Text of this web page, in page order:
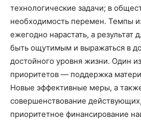
технологические задачи; в
необходимость перемен. Темпы
ежегодно нарастать, а результат
быть ощутимым и выражаться в
достойного уровня жизни. Один
приоритетов — поддержка
Новые эффективные меры, а
совершенствование
приоритетное финансирование